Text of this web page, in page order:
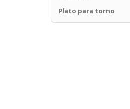
Plato para torno